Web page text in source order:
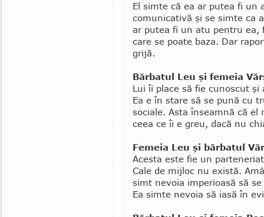
El simte că ea ar putea fi un
comunicativă şi se simte ca
ar putea fi un atu pen­tru ea,
care se poate baza. Dar
grijă.
Bărbatul Leu şi femeia
Lui îi place să fie cunoscut
Ea e în stare să se pună cu
sociale. Asta înseamnă că
ceea ce îi e greu, dacă nu
Femeia Leu şi bărbatul
Acesta este fie un
Cale de mijloc nu există.
simt nevoia imperioasă să
Ea simte nevoia să iasă în